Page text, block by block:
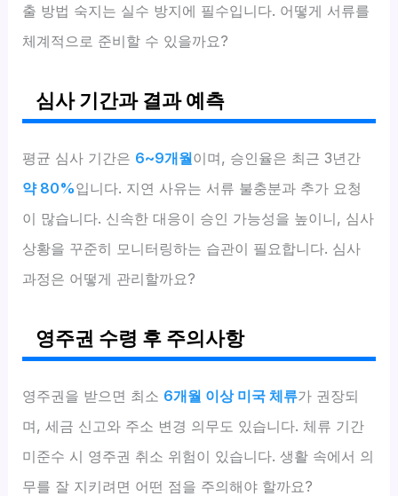
출 방법 숙지는 실수 방지에 필수입니다. 어떻게 서류를
체계적으로 준비할 수 있을까요?
심사 기간과 결과 예측
평균 심사 기간은 6~9개월이며, 승인율은 최근 3년간
약 80%입니다. 지연 사유는 서류 불충분과 추가 요청
이 많습니다. 신속한 대응이 승인 가능성을 높이니, 심사
상황을 꾸준히 모니터링하는 습관이 필요합니다. 심사
과정은 어떻게 관리할까요?
영주권 수령 후 주의사항
영주권을 받으면 최소 6개월 이상 미국 체류가 권장되
며, 세금 신고와 주소 변경 의무도 있습니다. 체류 기간
미준수 시 영주권 취소 위험이 있습니다. 생활 속에서 의
무를 잘 지키려면 어떤 점을 주의해야 할까요?